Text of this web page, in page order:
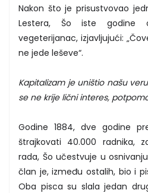
Nakon što je prisustvovao
Lestera, Šo iste godine
vegeterijanac, izjavljujući:
ne jede leševe“.
Kapitalizam je uništio našu
se ne krije lični interes,
Godine 1884, dve godine
štrajkovati 40.000 radnika,
rada, Šo učestvuje u
član je, između ostalih, bio i
Oba pisca su slala jedan